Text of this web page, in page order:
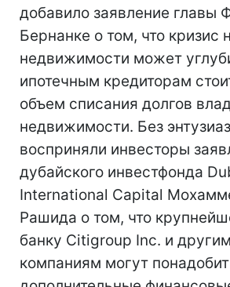
добавило заявление
Бернанке о том, что кризис
недвижимости может
ипотечным кредиторам
объем списания долгов
недвижимости. Без
восприняли инвесторы
дубайского инвестфонда
International Capital
Рашида о том, что
банку Citigroup Inc. и
компаниям могут